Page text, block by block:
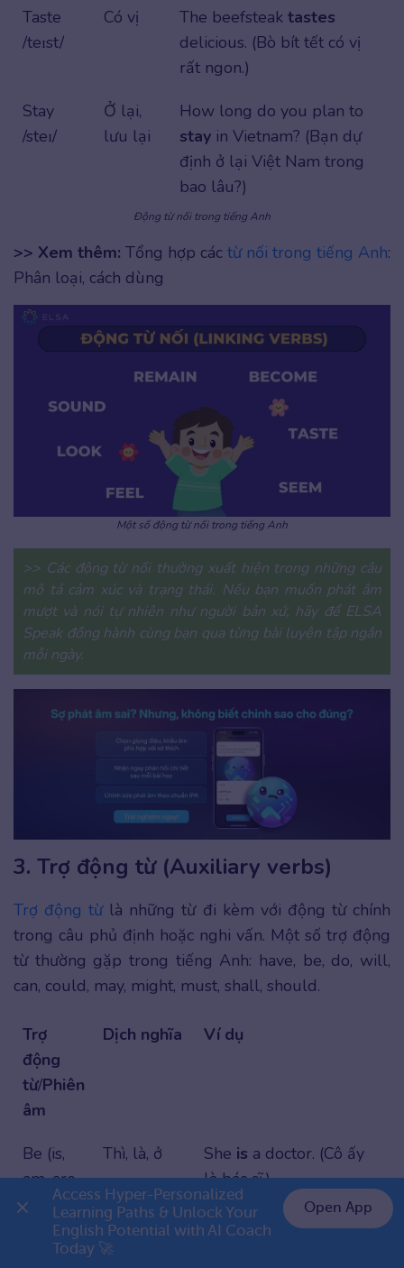
Taste
/teɪst/
Có vị The beefsteak tastes
delicious. (Bò bít tết có vị
rất ngon.)
Stay
/steɪ/
Ở lại,
lưu lại
How long do you plan to
stay in Vietnam? (Bạn dự
định ở lại Việt Nam trong
bao lâu?)
Động từ nối trong tiếng Anh
>> Xem thêm: Tổng hợp các từ nối trong tiếng Anh:
Phân loại, cách dùng
Một số động từ nối trong tiếng Anh
>> Các động từ nối thường xuất hiện trong những câu
mô tả cảm xúc và trạng thái. Nếu bạn muốn phát âm
mượt và nói tự nhiên như người bản xứ, hãy để ELSA
Speak đồng hành cùng bạn qua từng bài luyện tập ngắn
mỗi ngày.
3. Trợ động từ (Auxiliary verbs)
Trợ động từlà những từ đi kèm với động từ chính
trong câu phủ định hoặc nghi vấn. Một số trợ động
từ thường gặp trong tiếng Anh: have, be, do, will,
can, could, may, might, must, shall, should.
Trợ
động
từ/Phiên
âm
Dịch nghĩa Ví dụ
Be (is,
am, are,
was,
were)
Thì, là, ở She is a doctor. (Cô ấy
là bác sĩ.)
👉 Premium 1 năm chỉ 799K
Access Hyper-Personalized
Learning Paths & Unlock Your
English Potential with AI Coach
Today 🚀
Open App